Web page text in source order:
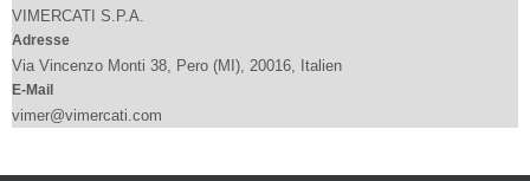
VIMERCATI S.P.A.
Adresse
Via Vincenzo Monti 38, Pero (MI), 20016, Italien
E-Mail
vimer@vimercati.com